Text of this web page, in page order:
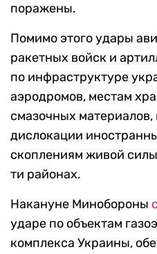
поражены.
Помимо этого удары
ракетных войск и
по инфраструктуре
аэродромов, местам
смазочных
дислокации
скоплениям живой
ти районах.
Накануне Минобороны
ударе по объектам
комплекса Украины,